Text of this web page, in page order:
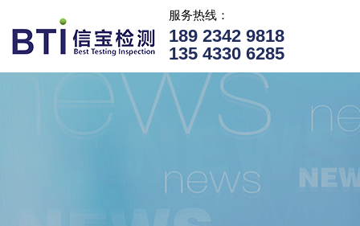
服务热线：
189 2342 9818
135 4330 6285